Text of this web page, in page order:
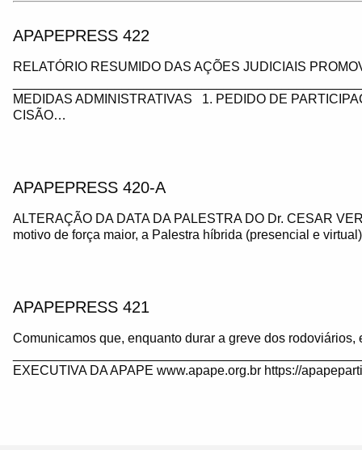
APAPEPRESS 422
RELATÓRIO RESUMIDO DAS AÇÕES JUDICIAIS
MEDIDAS ADMINISTRATIVAS 1. PEDIDO DE
CISÃO…
APAPEPRESS 420-A
ALTERAÇÃO DA DATA DA PALESTRA DO Dr. CESAR
motivo de força maior, a Palestra híbrida (presencial e
APAPEPRESS 421
Comunicamos que, enquanto durar a greve dos
EXECUTIVA DA APAPE www.apape.org.br https://